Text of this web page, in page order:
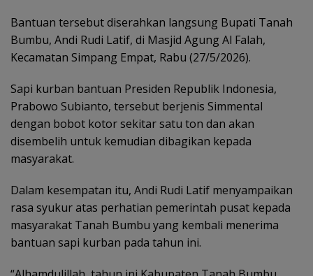
Bantuan tersebut diserahkan langsung Bupati Tanah
Bumbu, Andi Rudi Latif, di Masjid Agung Al Falah,
Kecamatan Simpang Empat, Rabu (27/5/2026).
Sapi kurban bantuan Presiden Republik Indonesia,
Prabowo Subianto, tersebut berjenis Simmental
dengan bobot kotor sekitar satu ton dan akan
disembelih untuk kemudian dibagikan kepada
masyarakat.
Dalam kesempatan itu, Andi Rudi Latif menyampaikan
rasa syukur atas perhatian pemerintah pusat kepada
masyarakat Tanah Bumbu yang kembali menerima
bantuan sapi kurban pada tahun ini.